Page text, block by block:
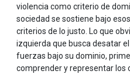
violencia como criterio de
sociedad se sostiene bajo
criterios de lo justo. Lo que
izquierda que busca desatar
fuerzas bajo su dominio,
comprender y representar los